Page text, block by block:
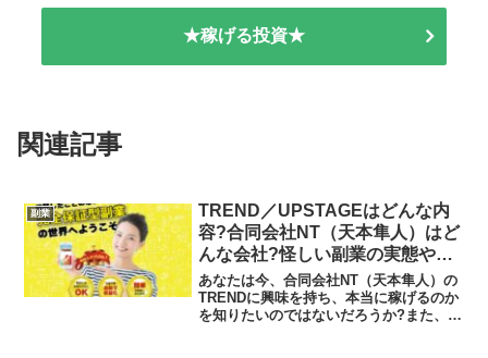
★稼げる投資★
関連記事
副業
TREND／UPSTAGEはどんな内
容?合同会社NT（天本隼人）はど
んな会社?怪しい副業の実態や実
践者の声、口コミや評判を調査し
ました
あなたは今、合同会社NT（天本隼人）の
TRENDに興味を持ち、本当に稼げるのか
を知りたいのではないだろうか?また、